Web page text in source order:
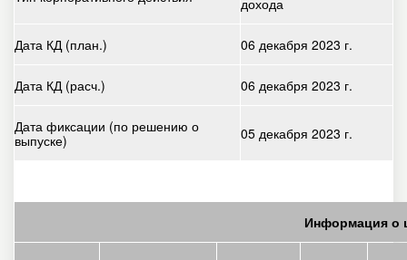
дохода
Дата КД (план.) 06 декабря 2023 г.
Дата КД (расч.) 06 декабря 2023 г.
Дата фиксации (по решению о
выпуске)
05 декабря 2023 г.
Информация о